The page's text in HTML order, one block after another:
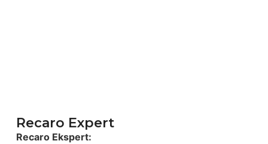
Recaro Expert
Recaro Ekspert: